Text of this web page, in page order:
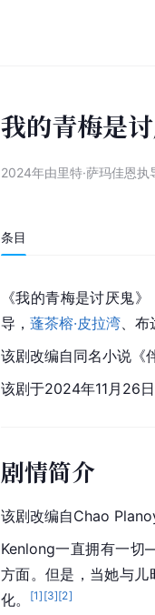
我的青梅是
2024年由里特·萨玛佳恩执
条目
《我的青梅是讨厌鬼
导， 蓬茶榕·皮拉湾 、
该剧改编自同名小说《
该剧于2024年11月26
剧情简介
该剧改编自Chao
Kenlong一直拥有一
方面。但是，当她与
化。
[1] [3][2]